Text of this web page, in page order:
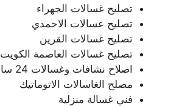
تصليح غسالات الجهراء
تصليح عسالات الاحمدي
تصليح غسالات القرين
تصليح غسالات العاصمة الكويت
اصلاح نشافات وغسالات 24 ساعة
مصلح الغاسالات الاتوماتيك
فني غسالة منزلية